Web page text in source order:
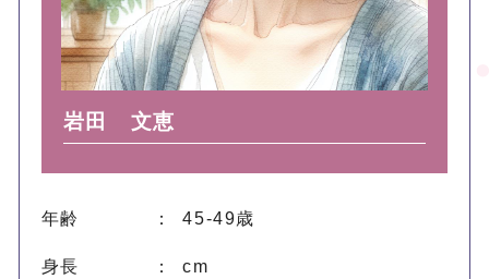
岩田 文恵
年齢
身長
： 45-49歳
： cm